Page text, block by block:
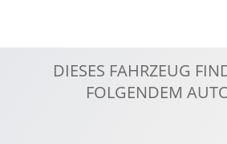
Winterreifen
Zentralver. mit Fernbedienung
DIESES FAHRZEUG
FOLGENDEM